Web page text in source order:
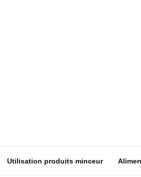
Utilisation produits minceur